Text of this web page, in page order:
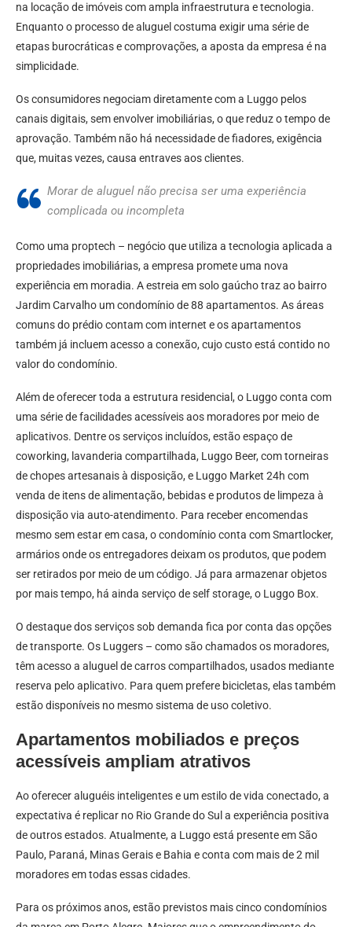
na locação de imóveis com ampla infraestrutura e tecnologia.
Enquanto o processo de aluguel costuma exigir uma série de
etapas burocráticas e comprovações, a aposta da empresa é na
simplicidade.
Os consumidores negociam diretamente com a Luggo pelos
canais digitais, sem envolver imobiliárias, o que reduz o tempo de
aprovação. Também não há necessidade de fiadores, exigência
que, muitas vezes, causa entraves aos clientes.
Morar de aluguel não precisa ser uma experiência
complicada ou incompleta
Como uma proptech – negócio que utiliza a tecnologia aplicada a
propriedades imobiliárias, a empresa promete uma nova
experiência em moradia. A estreia em solo gaúcho traz ao bairro
Jardim Carvalho um condomínio de 88 apartamentos. As áreas
comuns do prédio contam com internet e os apartamentos
também já incluem acesso a conexão, cujo custo está contido no
valor do condomínio.
Além de oferecer toda a estrutura residencial, o Luggo conta com
uma série de facilidades acessíveis aos moradores por meio de
aplicativos. Dentre os serviços incluídos, estão espaço de
coworking, lavanderia compartilhada, Luggo Beer, com torneiras
de chopes artesanais à disposição, e Luggo Market 24h com
venda de itens de alimentação, bebidas e produtos de limpeza à
disposição via auto-atendimento. Para receber encomendas
mesmo sem estar em casa, o condomínio conta com Smartlocker,
armários onde os entregadores deixam os produtos, que podem
ser retirados por meio de um código. Já para armazenar objetos
por mais tempo, há ainda serviço de self storage, o Luggo Box.
O destaque dos serviços sob demanda fica por conta das opções
de transporte. Os Luggers – como são chamados os moradores,
têm acesso a aluguel de carros compartilhados, usados mediante
reserva pelo aplicativo. Para quem prefere bicicletas, elas também
estão disponíveis no mesmo sistema de uso coletivo.
Apartamentos mobiliados e preços
acessíveis ampliam atrativos
Ao oferecer aluguéis inteligentes e um estilo de vida conectado, a
expectativa é replicar no Rio Grande do Sul a experiência positiva
de outros estados. Atualmente, a Luggo está presente em São
Paulo, Paraná, Minas Gerais e Bahia e conta com mais de 2 mil
moradores em todas essas cidades.
Para os próximos anos, estão previstos mais cinco condomínios